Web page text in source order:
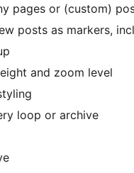
pages or (custom)
posts as markers,
and zoom level
loop or archive